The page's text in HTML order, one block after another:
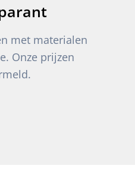
met materialen
Onze prijzen